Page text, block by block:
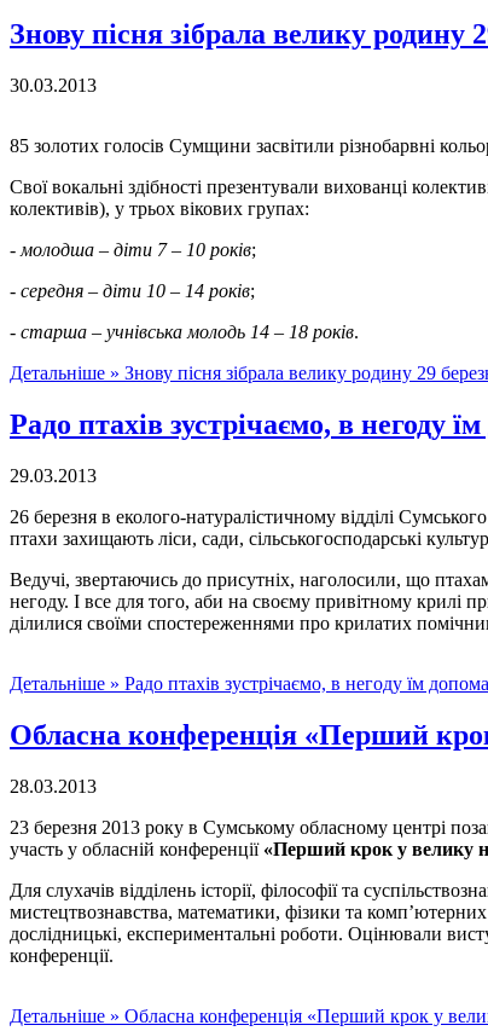
Знову пісня зібрала велику родину
30.03.2013
85 золотих голосів Сумщини засвітили різнобарвні
Свої вокальні здібності презентували вихованці
колективів), у трьох вікових групах:
- молодша – діти 7 – 10 років;
- середня – діти 10 – 14 років;
- старша – учнівська молодь 14 – 18 років.
Детальніше » Знову пісня зібрала велику родину 29
Радо птахів зустрічаємо, в негоду
29.03.2013
26 березня в еколого-натуралістичному відділі
птахи захищають ліси, сади, сільськогосподарські
Ведучі, звертаючись до присутніх, наголосили, що
негоду. І все для того, аби на своєму привітному крилі
ділилися своїми спостереженнями про крилатих
Детальніше » Радо птахів зустрічаємо, в негоду їм
Обласна конференція «Перший
28.03.2013
23 березня 2013 року в Сумському обласному центрі
участь у обласній конференції «Перший крок у велику
Для слухачів відділень історії, філософії та
мистецтвознавства, математики, фізики та
дослідницькі, експериментальні роботи. Оцінювали
конференції.
Детальніше » Обласна конференція «Перший крок у